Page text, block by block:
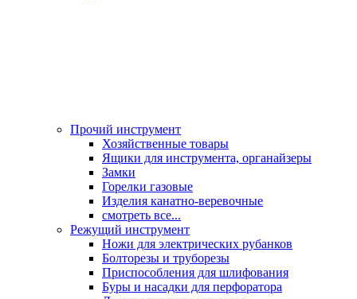
Прочий инструмент
Хозяйственные товары
Ящики для инструмента, органайзеры
Замки
Горелки газовые
Изделия канатно-веревочные
смотреть все...
Режущий инструмент
Ножи для электрических рубанков
Болторезы и труборезы
Приспособления для шлифования
Буры и насадки для перфоратора